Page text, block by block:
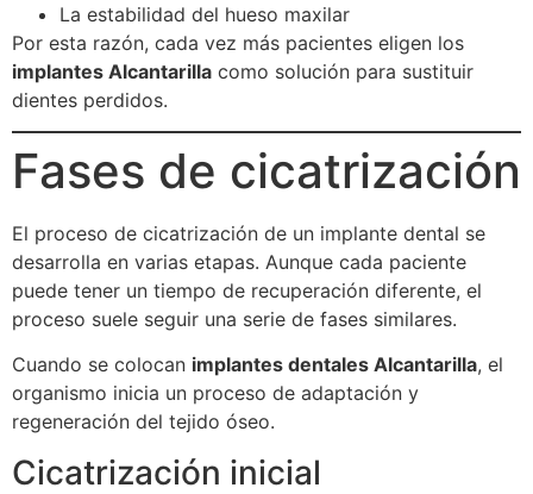
La estabilidad del hueso maxilar
Por esta razón, cada vez más pacientes eligen los
implantes Alcantarilla como solución para sustituir
dientes perdidos.
Fases de cicatrización
El proceso de cicatrización de un implante dental se
desarrolla en varias etapas. Aunque cada paciente
puede tener un tiempo de recuperación diferente, el
proceso suele seguir una serie de fases similares.
Cuando se colocan implantes dentales Alcantarilla, el
organismo inicia un proceso de adaptación y
regeneración del tejido óseo.
Cicatrización inicial